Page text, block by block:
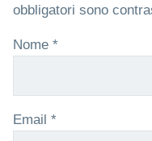
obbligatori sono
Nome *
Email *